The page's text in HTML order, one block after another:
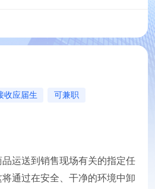
收应届生 可兼职
运送到销售现场有关的指定任
通过在安全、干净的环境中卸